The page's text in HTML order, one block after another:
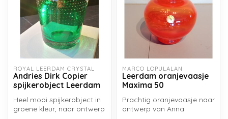
ROYAL LEERDAM CRYSTAL
Andries Dirk Copier
spijkerobject Leerdam
Heel mooi spijkerobject in
groene kleur, naar ontwerp
MARCO LOPULALAN
Leerdam oranjevaasje
Maxima 50
Prachtig oranjevaasje naar
ontwerp van Anna